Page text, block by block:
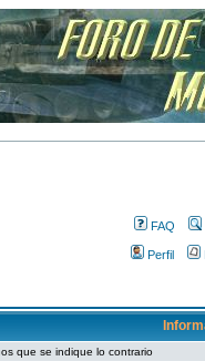
FAQ
Perfil
que se indique lo contrario